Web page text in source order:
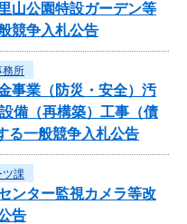
山公園特設ガーデン等
競争入札公告
務所
事業（防災・安全）汚
備（再構築）工事（債
る一般競争入札公告
ツ課
ンター監視カメラ等改
告